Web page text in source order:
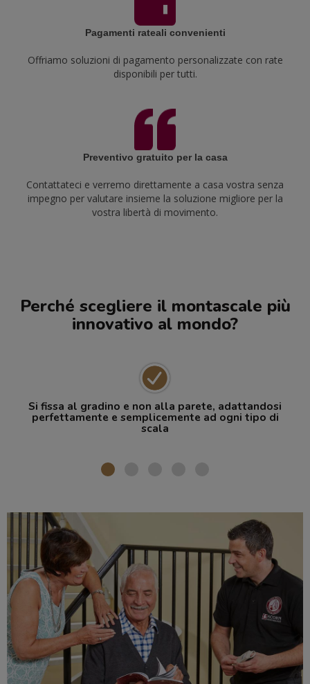
Pagamenti rateali convenienti
Offriamo soluzioni di pagamento personalizzate con rate
disponibili per tutti.
Preventivo gratuito per la casa
Contattateci e verremo direttamente a casa vostra senza
impegno per valutare insieme la soluzione migliore per la
vostra libertà di movimento.
Perché scegliere il montascale più
innovativo al mondo?
Si fissa al gradino e non alla parete, adattandosi
perfettamente e semplicemente ad ogni tipo di
scala